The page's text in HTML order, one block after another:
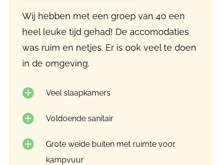
Wij hebben met een groep van 40 een
heel leuke tijd gehad! De accomodaties
was ruim en netjes. Er is ook veel te doen
in de omgeving.
Veel slaapkamers
Voldoende sanitair
Grote weide buiten met ruimte voor
kampvuur